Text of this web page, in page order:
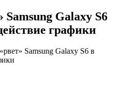
Samsung Galaxy S6
графики
Samsung Galaxy S6 в